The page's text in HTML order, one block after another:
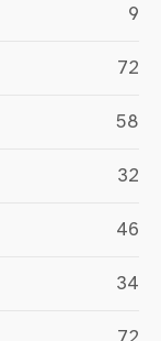
9
72
58
32
46
34